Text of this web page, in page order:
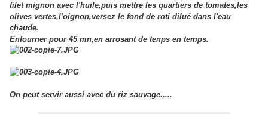
filet mignon avec l'huile,puis mettre les quartiers de tomates,les
olives vertes,l'oignon,versez le fond de roti dilué dans l'eau
chaude.
Enfourner pour 45 mn,en arrosant de tenps en temps.
On peut servir aussi avec du riz sauvage.....